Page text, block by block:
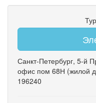
Санкт-Петербург, 5-й
офис пом 68Н (жилой
196240